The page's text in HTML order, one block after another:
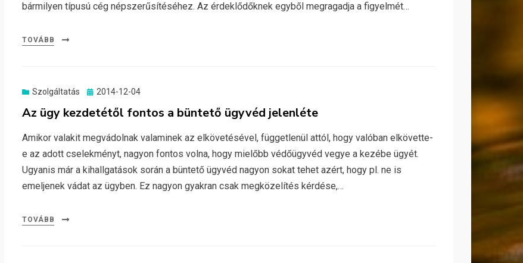
bármilyen típusú cég népszerűsítéséhez. Az érdeklődőknek egyből megragadja a figyelmét…
TOVÁBB
Szolgáltatás
Posted
2014-12-04
Az ügy kezdetétől fontos a büntető ügyvéd jelenléte
Amikor valakit megvádolnak valaminek az elkövetésével, függetlenül attól, hogy valóban elkövette-
e az adott cselekményt, nagyon fontos volna, hogy mielőbb védőügyvéd vegye a kezébe ügyét.
Ugyanis már a kihallgatások során a büntető ügyvéd nagyon sokat tehet azért, hogy pl. ne is
emeljenek vádat az ügyben. Ez nagyon gyakran csak megközelítés kérdése,…
TOVÁBB